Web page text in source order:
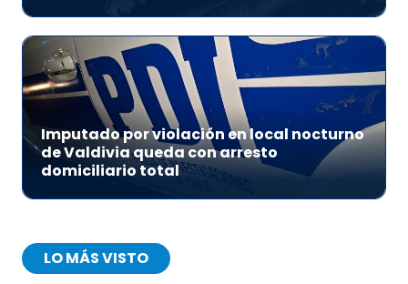
Imputado por violación en local nocturno
de Valdivia queda con arresto
domiciliario total
LO MÁS VISTO